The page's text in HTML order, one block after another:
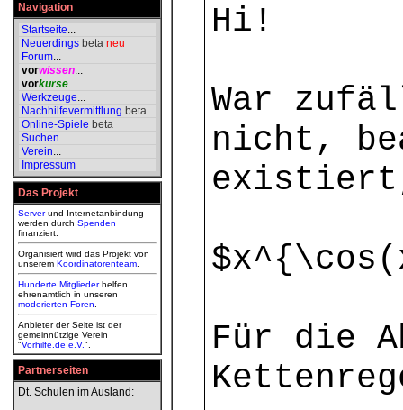
Navigation
Startseite...
Neuerdings beta neu
Forum...
vorwissen...
vorkurse...
Werkzeuge...
Nachhilfevermittlung beta...
Online-Spiele beta
Suchen
Verein...
Impressum
Das Projekt
Serverund Internetanbindung
werden durch Spenden
finanziert.
Organisiert wird das Projekt von
unserem Koordinatorenteam
Hunderte Mitgliederhelfen
ehrenamtlich in unseren
moderierten Foren
Anbieter der Seite ist der
gemeinnützige Verein
"Vorhilfe.de e.V.".
Partnerseiten
Dt. Schulen im Ausland:
Hi!
War
nicht,
Für die